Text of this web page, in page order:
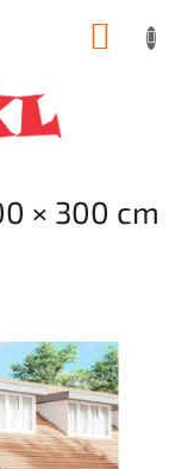
× 300 cm